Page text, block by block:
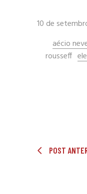
10 de
aécio
rousseff
POST